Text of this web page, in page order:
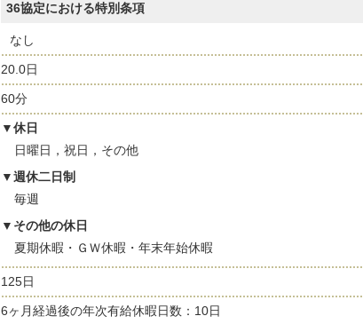
36協定における特別条項
なし
20.0日
60分
休日
日曜日，祝日，その他
週休二日制
毎週
その他の休日
夏期休暇・ＧＷ休暇・年末年始休暇
125日
6ヶ月経過後の年次有給休暇日数：10日